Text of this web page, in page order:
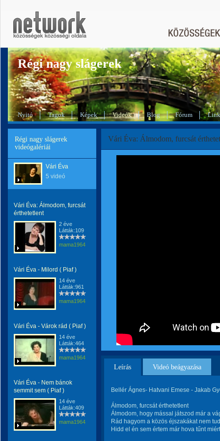
Régi nagy slágerek
Nyitó Tagok Képek Videók Blog Fórum
Régi nagy slágerek
videógalériái
Vári Éva
5 videó
Vári Éva: Álmodom, furcsát
érthetetlent
2 éve
Látták:109
mama1964
Vári Éva - Milord ( Piaf )
14 éve
Látták:961
mama1964
Vári Éva - Várok rád ( Piaf )
14 éve
Látták:464
mama1964
Vári Éva - Nem bánok
semmit sem ( Piaf )
14 éve
Látták:409
mama1964
Vári Éva: Álmodom, furcsát
Leírás Videó beágyazása
Bellér Ágnes- Hatvani Emese - Jakab
Álmodom, furcsát érthetetlent
Álmodom, hogy mással játszod már a
Rád hagyom a közös éjszakákat nem
Hidd el én sem értem már hova tűnt